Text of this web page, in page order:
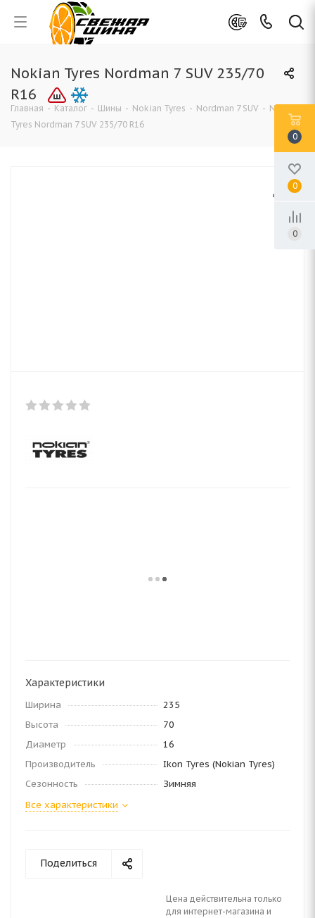
Nokian Tyres Nordman 7 SUV 235/70
R16
Главная - Каталог - Шины - Nokian Tyres - Nordman 7 SUV - Nokian
Tyres Nordman 7 SUV 235/70 R16
Характеристики
Ширина
235
Высота
70
Диаметр
16
Производитель
Ikon Tyres (Nokian Tyres)
Сезонность
Зимняя
Все характеристики
Поделиться
Цена действительна только
для интернет-магазина и
0
0
0